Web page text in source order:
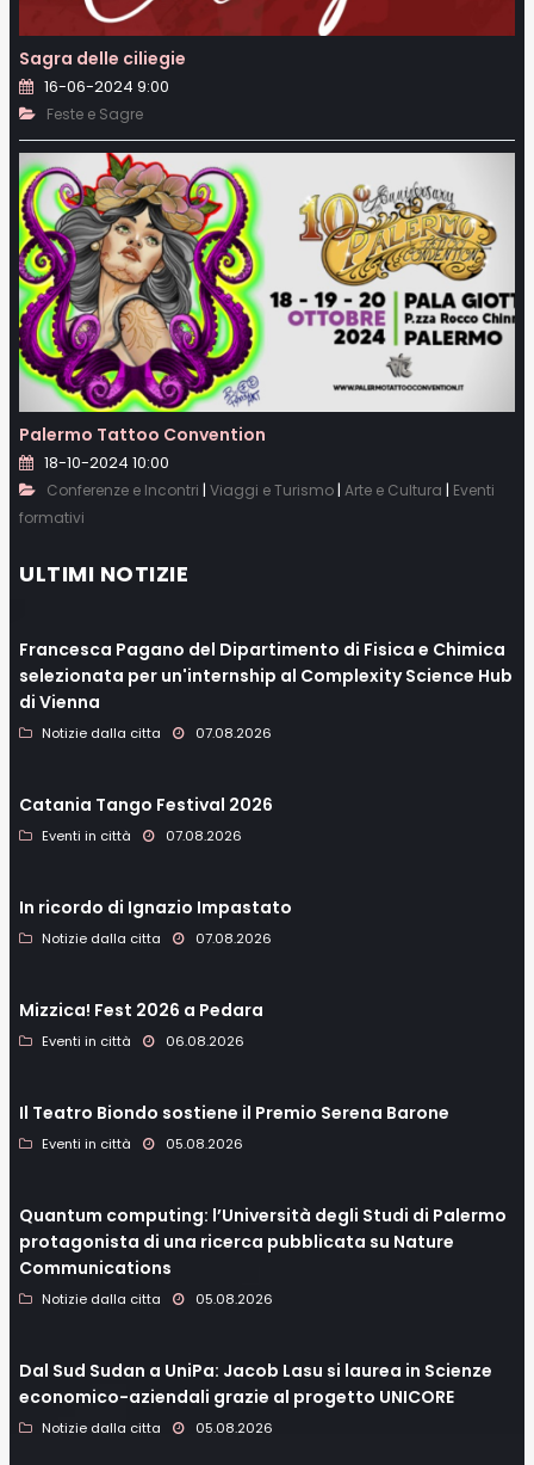
Sagra delle ciliegie
16-06-2024 9:00
Feste e Sagre
Palermo Tattoo Convention
18-10-2024 10:00
Conferenze e Incontri | Viaggi e Turismo| Arte e Cultura | Eventi
formativi
ULTIMI NOTIZIE
Francesca Pagano del Dipartimento di Fisica e Chimica
selezionata per un'internship al Complexity Science Hub
di Vienna
Notizie dalla citta 07.08.2026
Catania Tango Festival 2026
Eventi in città 07.08.2026
In ricordo di Ignazio Impastato
Notizie dalla citta 07.08.2026
Mizzica! Fest 2026 a Pedara
Eventi in città 06.08.2026
Il Teatro Biondo sostiene il Premio Serena Barone
Eventi in città 05.08.2026
Quantum computing: l’Università degli Studi di Palermo
protagonista di una ricerca pubblicata su Nature
Communications
Notizie dalla citta 05.08.2026
Dal Sud Sudan a UniPa: Jacob Lasu si laurea in Scienze
economico-aziendali grazie al progetto UNICORE
Notizie dalla citta 05.08.2026